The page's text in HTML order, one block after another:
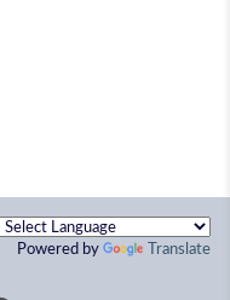
Powered by Translate